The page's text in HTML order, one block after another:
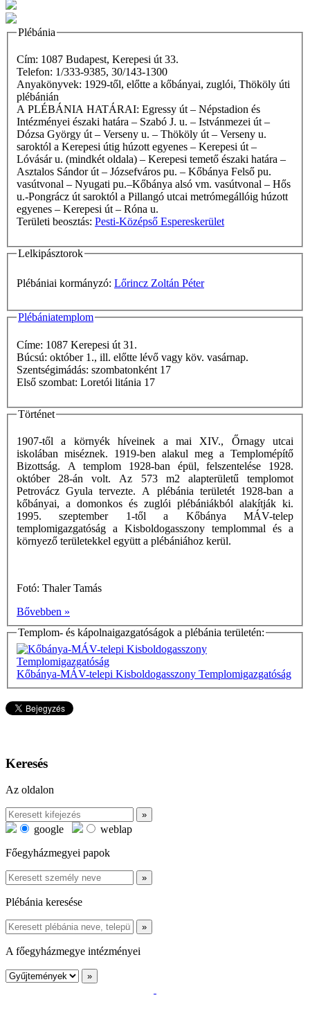
Plébánia
Cím: 1087 Budapest, Kerepesi út 33.
Telefon: 1/333-9385, 30/143-1300
Anyakönyvek: 1929-től, előtte a kőbányai, zuglói, Thököly úti
plébánián
A PLÉBÁNIA HATÁRAI: Egressy út – Népstadion és
Intézményei északi határa – Szabó J. u. – Istvánmezei út –
Dózsa György út – Verseny u. – Thököly út – Verseny u.
saroktól a Kerepesi útig húzott egyenes – Kerepesi út –
Lóvásár u. (mindkét oldala) – Kerepesi temető északi határa –
Asztalos Sándor út – Józsefváros pu. – Kőbánya Felső pu.
vasútvonal – Nyugati pu.–Kőbánya alsó vm. vasútvonal – Hős
u.-Pongrácz út saroktól a Pillangó utcai metrómegállóig húzott
egyenes – Kerepesi út – Róna u.
Területi beosztás: Pesti-Középső Espereskerület
Lelkipásztorok
Plébániai kormányzó: Lőrincz Zoltán Péter
Plébániatemplom
Címe: 1087 Kerepesi út 31.
Búcsú: október 1., ill. előtte lévő vagy köv. vasárnap.
Szentségimádás: szombatonként 17
Első szombat: Loretói litánia 17
Történet
1907-től a környék híveinek a mai XIV., Őrnagy utcai
iskolában miséznek. 1919-ben alakul meg a Templomépítő
Bizottság. A templom 1928-ban épül, felszentelése 1928.
október 28-án volt. Az 573 m2 alapterületű templomot
Petrovácz Gyula tervezte. A plébánia területét 1928-ban a
kőbányai, a domonkos és zuglói plébániákból alakítják ki.
1995. szeptember 1-től a Kőbánya MÁV-telep
templomigazgatóság a Kisboldogasszony templommal és a
környező területekkel együtt a plébániához kerül.
Fotó: Thaler Tamás
Bővebben »
Templom- és kápolnaigazgatóságok a plébánia területén:
Kőbánya-MÁV-telepi Kisboldogasszony Templomigazgatóság
Keresés
Az oldalon
google
weblap
Főegyházmegyei papok
Plébánia keresése
A főegyházmegye intézményei